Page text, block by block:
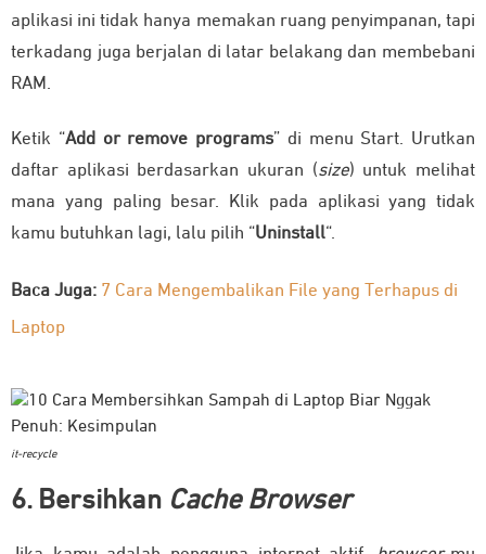
aplikasi ini tidak hanya memakan ruang penyimpanan, tapi
terkadang juga berjalan di latar belakang dan membebani
RAM.
Ketik “Add or remove programs” di menu Start. Urutkan
daftar aplikasi berdasarkan ukuran (size) untuk melihat
mana yang paling besar. Klik pada aplikasi yang tidak
kamu butuhkan lagi, lalu pilih “Uninstall“.
Baca Juga: 7 Cara Mengembalikan File yang Terhapus di
Laptop
it-recycle
6. Bersihkan Cache Browser